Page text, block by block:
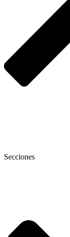
Secciones